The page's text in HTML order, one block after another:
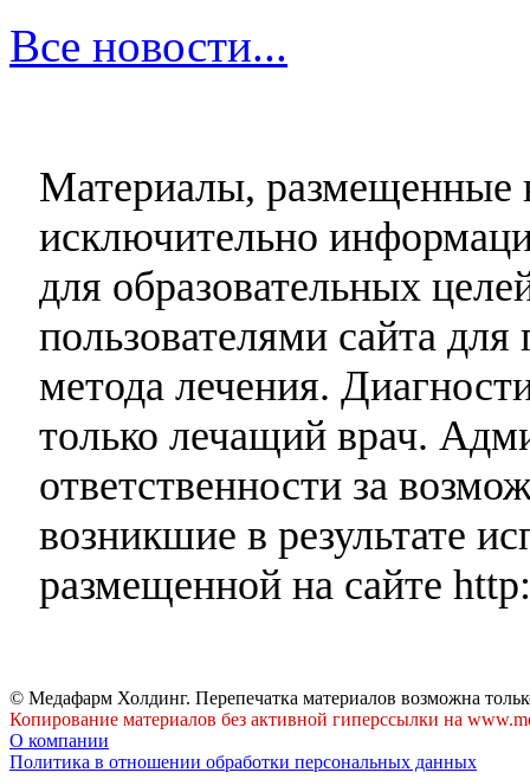
Все новости...
Материалы, размещенные
исключительно
для образовательных
пользователями сайта
метода лечения.
только лечащий врач.
ответственности за
возникшие в результате
размещенной на сайте
© Медафарм Холдинг. Перепечатка материалов возможна
Копирование материалов без активной гиперссылки на
О компании
Политика в отношении обработки персональных данных